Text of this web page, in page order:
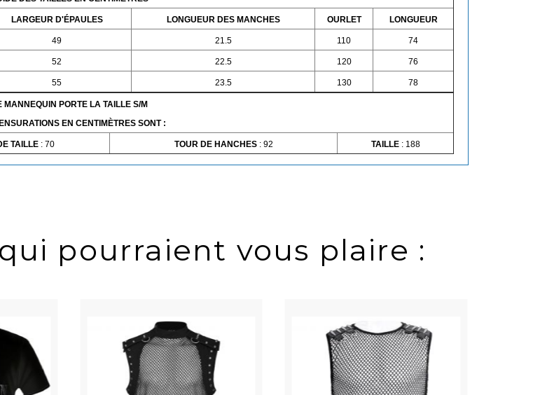
LARGEUR D'ÉPAULES LONGUEUR DES MANCHES OURLET LONGUEUR
49 21.5 110 74
52 22.5 120 76
55 23.5 130 78
MANNEQUIN PORTE LA TAILLE S/M
EN CENTIMÈTRES SONT :
TAILLE : 70 TOUR DE HANCHES: 92 TAILLE: 188
pourraient vous plaire :